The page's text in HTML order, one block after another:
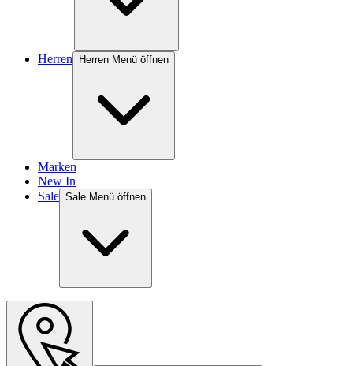
Herren Herren Menü öffnen
Marken
New In
Sale Sale Menü öffnen